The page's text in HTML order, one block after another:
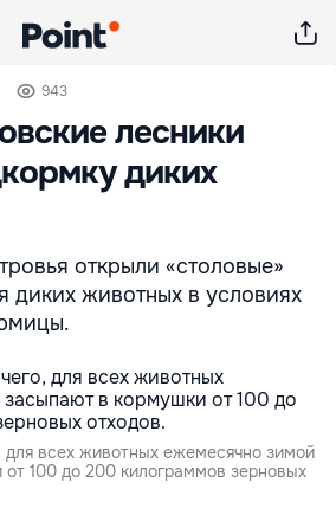
943
лесники
диких
открыли «столовые»
диких животных в условиях
для всех животных ежемесячно зимой
100 до 200 килограммов зерновых